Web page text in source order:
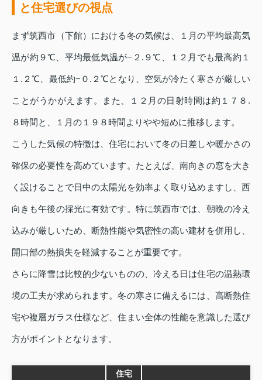
と住宅選びの視点
まず筑西市（下館）における冬の気候は、１月の平均最高気
温が約９℃、平均最低気温が−２.９℃、１２月でも最高約１
１.２℃、最低約−０.２℃となり、空気が冷たく寒さが厳しい
ことがうかがえます。また、１２月の日射時間は約１７８.
８時間と、１月の１９８時間よりやや短めに推移します。
こうした気候の特徴は、住宅において冬の日差しや暖かさの
確保の必要性を高めています。たとえば、南向きの窓を大き
く設けることで日中の太陽光を効率よく取り込めますし、西
向きも午後の採光に有効です。特に筑西市では、朝晩の冷え
込みが厳しいため、断熱性能や気密性の高い建材を併用し、
開口部の熱損失を軽減することが重要です。
さらに降雪は比較的少ないものの、冷える日は住宅の温熱環
境の工夫が求められます。冬の寒さに備えるには、高断熱住
宅や複層ガラス仕様など、住まい全体の性能を意識した選び
方がポイントとなります。
住宅